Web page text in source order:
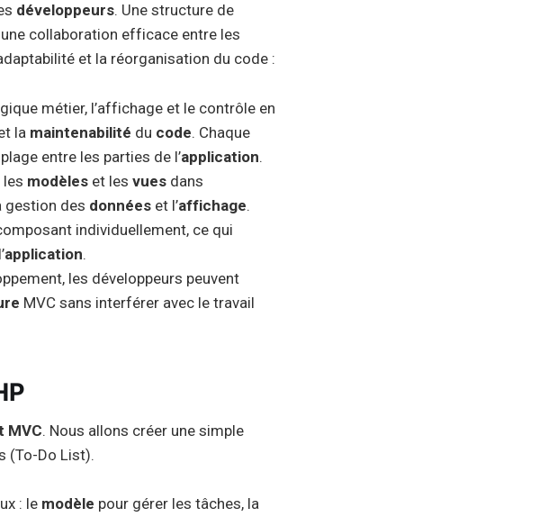
développeurs. Une structure de
collaboration efficace entre les
et la réorganisation du code :
métier, l’affichage et le contrôle en
la maintenabilité du code. Chaque
entre les parties de l’application.
modèles et les vues dans
gestion des données et l’affichage.
individuellement, ce qui
application.
les développeurs peuvent
MVC sans interférer avec le travail
MVC. Nous allons créer une simple
(To-Do List).
: le modèle pour gérer les tâches, la